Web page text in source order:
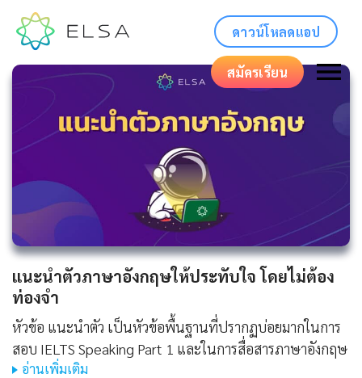
ดาวน์โหลดแอป
สมัครเรียน
แนะนําตัวภาษาอังกฤษให้ประทับใจ โดยไม่ต้อง
ท่องจำ
หัวข้อ แนะนำตัว เป็นหัวข้อพื้นฐานที่ปรากฏบ่อยมากในการ
สอบ IELTS Speaking Part 1 และในการสื่อสารภาษาอังกฤษ
อ่านเพิ่มเติม